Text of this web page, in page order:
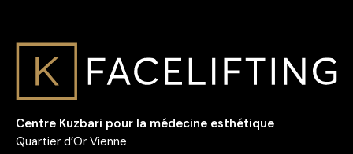
Centre Kuzbari pour la médecine esthétique
Quartier d’Or Vienne